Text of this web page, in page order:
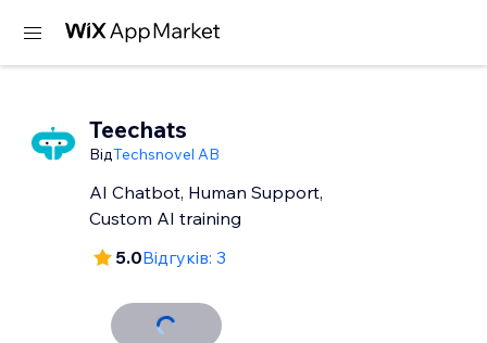
Teechats
ВідTechsnovel AB
AI Chatbot, Human Support,
Custom AI training
5.0Відгуків: 3